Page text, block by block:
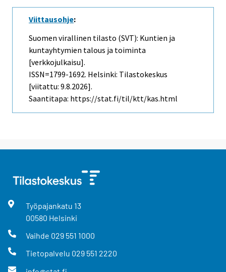
Viittausohje:
Suomen virallinen tilasto (SVT): Kuntien ja
kuntayhtymien talous ja toiminta
[verkkojulkaisu].
ISSN=1799-1692. Helsinki: Tilastokeskus
[viitattu: 9.8.2026].
Saantitapa: https://stat.fi/til/ktt/kas.html
Työpajankatu 13
00580 Helsinki
Vaihde 029 551 1000
Tietopalvelu 029 551 2220